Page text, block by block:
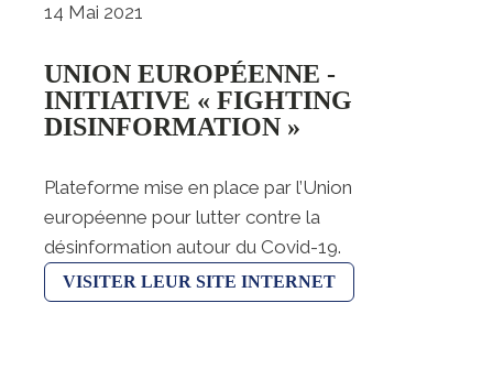
14 Mai 2021
UNION EUROPÉENNE -
INITIATIVE « FIGHTING
DISINFORMATION »
Plateforme mise en place par l’Union
européenne pour lutter contre la
désinformation autour du Covid-19.
VISITER LEUR SITE INTERNET